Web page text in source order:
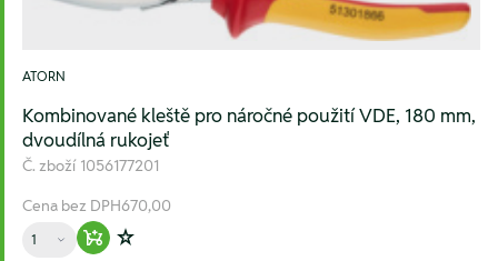
ATORN
Kombinované kleště pro náročné použití VDE, 180 mm,
dvoudílná rukojeť
Č. zboží 1056177201
Cena bez DPH670,00
Množství
Warenkorb hinzufügen
Zur Wunschliste hinzufügen